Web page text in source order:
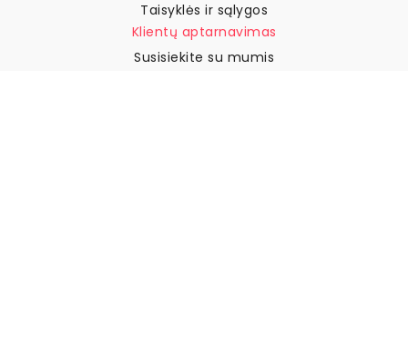
Taisyklės ir sąlygos
Klientų aptarnavimas
Susisiekite su mumis